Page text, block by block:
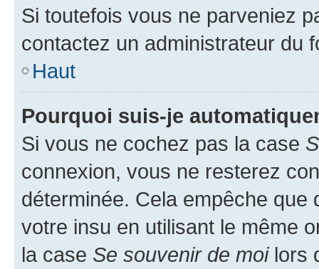
Si toutefois vous ne parveniez
contactez un administrateur du
Haut
Pourquoi suis-je
Si vous ne cochez pas la case
connexion, vous ne resterez
déterminée. Cela empêche que
votre insu en utilisant le même
la case Se souvenir de moilors